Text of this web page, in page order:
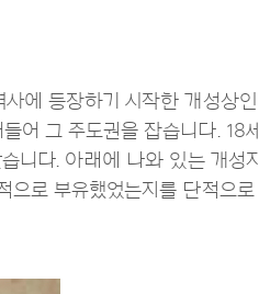
에 등장하기 시작한 개성상인
어 그 주도권을 잡습니다. 18세
니다. 아래에 나와 있는 개성지
으로 부유했었는지를 단적으로